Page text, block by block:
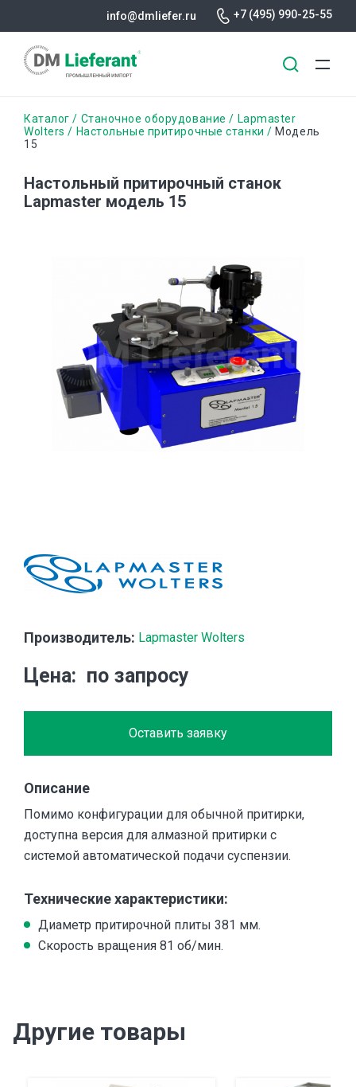
основному
info@dmliefer.ru +7 (495) 990-25-55
Строка
навигации
Каталог Станочное оборудование
Lapmaster
Wolters
Настольные притирочные станки
Модель
15
Настольный притирочный станок
Lapmaster модель 15
Производитель: Lapmaster Wolters
Цена по запросу
Оставить заявку
Описание
Помимо конфигурации для обычной притирки,
доступна версия для алмазной притирки с
системой автоматической подачи суспензии.
Технические характеристики:
Диаметр притирочной плиты 381 мм.
Скорость вращения 81 об/мин.
Другие товары